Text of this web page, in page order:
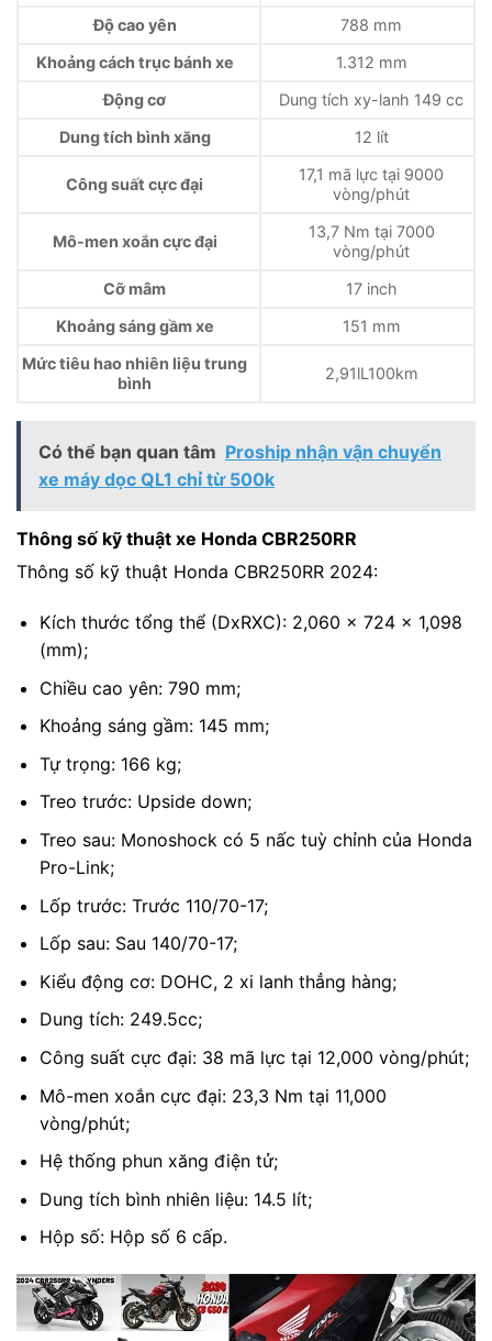
Độ cao yên
788 mm
Khoảng cách trục bánh xe
1.312 mm
Động cơ
Dung tích xy-lanh 149 cc
Dung tích bình xăng
12 lít
Công suất cực đại
17,1 mã lực tại 9000
vòng/phút
Mô-men xoắn cực đại
13,7 Nm tại 7000
vòng/phút
Cỡ mâm
17 inch
Khoảng sáng gầm xe
151 mm
Mức tiêu hao nhiên liệu trung
bình
2,91lL100km
Có thể bạn quan tâm Proship nhận vận chuyển
xe máy dọc QL1 chỉ từ 500k
Thông số kỹ thuật xe Honda CBR250RR
Thông số kỹ thuật Honda CBR250RR 2024:
Kích thước tổng thể (DxRXC): 2,060 x 724 x 1,098
(mm);
Chiều cao yên: 790 mm;
Khoảng sáng gầm: 145 mm;
Tự trọng: 166 kg;
Treo trước: Upside down;
Treo sau: Monoshock có 5 nấc tuỳ chỉnh của Honda
Pro-Link;
Lốp trước: Trước 110/70-17;
Lốp sau: Sau 140/70-17;
Kiểu động cơ: DOHC, 2 xi lanh thẳng hàng;
Dung tích: 249.5cc;
Công suất cực đại: 38 mã lực tại 12,000 vòng/phút;
Mô-men xoắn cực đại: 23,3 Nm tại 11,000
vòng/phút;
Hệ thống phun xăng điện tử;
Dung tích bình nhiên liệu: 14.5 lít;
Hộp số: Hộp số 6 cấp.